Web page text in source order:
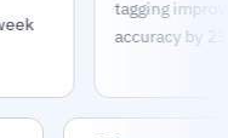
tagging improved
accuracy by 23%.